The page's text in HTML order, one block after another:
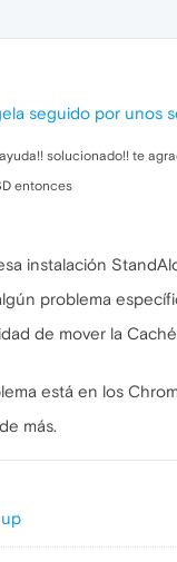
seguido por unos
solucionado!! te
entonces
instalación
problema
de mover la
está en los
más.